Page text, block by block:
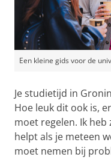
Een kleine gids voor de
Je studietijd in
Hoe leuk dit ook is,
moet regelen. Ik
helpt als je meteen
moet nemen bij